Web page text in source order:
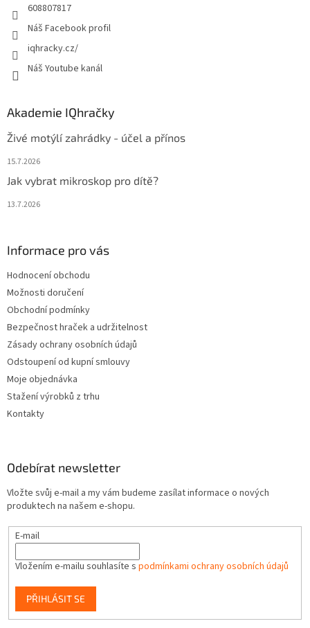
608807817
Náš Facebook profil
iqhracky.cz/
Náš Youtube kanál
Akademie IQhračky
Živé motýlí zahrádky - účel a přínos
15.7.2026
Jak vybrat mikroskop pro dítě?
13.7.2026
Informace pro vás
Hodnocení obchodu
Možnosti doručení
Obchodní podmínky
Bezpečnost hraček a udržitelnost
Zásady ochrany osobních údajů
Odstoupení od kupní smlouvy
Moje objednávka
Stažení výrobků z trhu
Kontakty
Odebírat newsletter
Vložte svůj e-mail a my vám budeme zasílat informace o nových
produktech na našem e-shopu.
E-mail
Vložením e-mailu souhlasíte s podmínkami ochrany osobních údajů
PŘIHLÁSIT SE